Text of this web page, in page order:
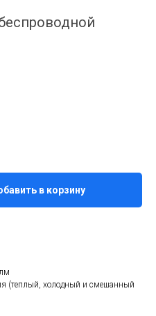
в корзину
(теплый, холодный и смешанный